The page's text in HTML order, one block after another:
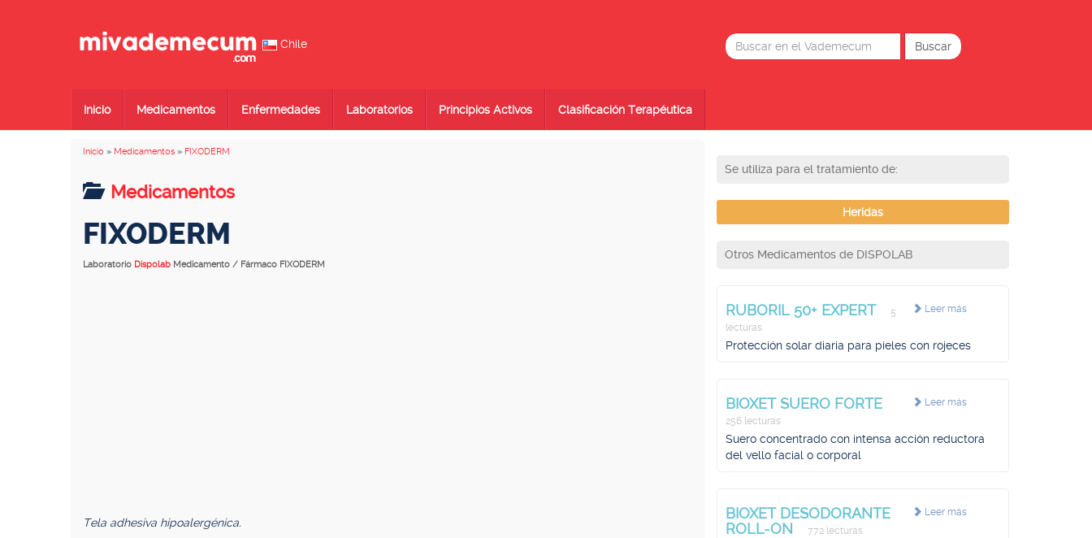
Chile
Inicio Medicamentos Enfermedades Laboratorios Principios Activos Clasificación Terapéutica
Inicio » Medicamentos » FIXODERM
Medicamentos
FIXODERM
Laboratorio Dispolab Medicamento / Fármaco FIXODERM
Tela adhesiva hipoalergénica.
Se utiliza para el tratamiento de:
Heridas
Otros Medicamentos de DISPOLAB
Leer más
RUBORIL 50+ EXPERT
5
lecturas
Protección solar diaria para pieles con rojeces
Leer más
BIOXET SUERO FORTE
256 lecturas
Suero concentrado con intensa acción reductora
del vello facial o corporal
Leer más
BIOXET DESODORANTE
ROLL-ON
772 lecturas